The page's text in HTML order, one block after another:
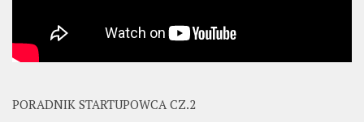
PORADNIK STARTUPOWCA CZ.2